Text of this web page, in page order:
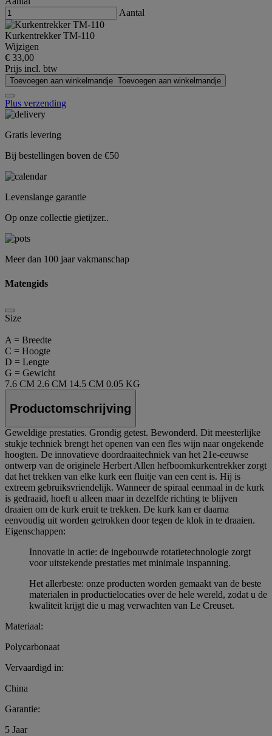
Aantal
Kurkentrekker TM-110
Wijzigen
€ 33,00
Prijs incl. btw
Toevoegen aan winkelmandje Toevoegen aan winkelmandje
Plus verzending
Gratis levering
Bij bestellingen boven de €50
Levenslange garantie
Op onze collectie gietijzer..
Meer dan 100 jaar vakmanschap
Matengids
Size
A = Breedte
C = Hoogte
D = Lengte
G = Gewicht
7.6 CM 2.6 CM 14.5 CM 0.05 KG
Productomschrijving
Geweldige prestaties. Grondig getest. Bewonderd. Dit meesterlijke
stukje techniek brengt het openen van een fles wijn naar ongekende
hoogten. De innovatieve doordraaitechniek van het 21e-eeuwse
ontwerp van de originele Herbert Allen hefboomkurkentrekker zorgt
dat het trekken van elke kurk een fluitje van een cent is. Hij is
extreem gebruiksvriendelijk. Wanneer de spiraal eenmaal in de kurk
is gedraaid, hoeft u alleen maar in dezelfde richting te blijven
draaien om de kurk eruit te trekken. De kurk kan er daarna
eenvoudig uit worden getrokken door tegen de klok in te draaien.
Eigenschappen:
Innovatie in actie: de ingebouwde rotatietechnologie zorgt
voor uitstekende prestaties met minimale inspanning.
Het allerbeste: onze producten worden gemaakt van de beste
materialen in productielocaties over de hele wereld, zodat u de
kwaliteit krijgt die u mag verwachten van Le Creuset.
Materiaal:
Polycarbonaat
Vervaardigd in:
China
Garantie:
5 Jaar